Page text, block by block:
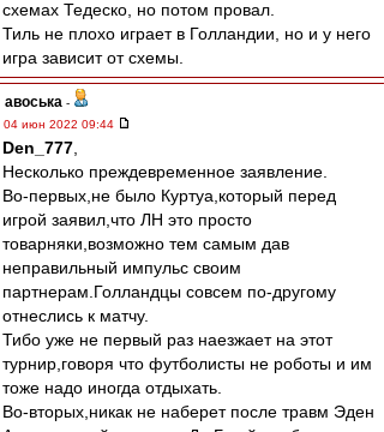
схемах Тедеско, но потом провал.
Тиль не плохо играет в Голландии, но и у него
игра зависит от схемы.
авоська -
04 июн 2022 09:44
Den_777
Несколько преждевременное заявление.
Во-первых,не было Куртуа,который перед
игрой заявил,что ЛН это просто
товарняки,возможно тем самым дав
неправильный импульс своим
партнерам.Голландцы совсем по-другому
отнеслись к матчу.
Тибо уже не первый раз наезжает на этот
турнир,говоря что футболисты не роботы и им
тоже надо иногда отдыхать.
Во-вторых,никак не наберет после травм Эден